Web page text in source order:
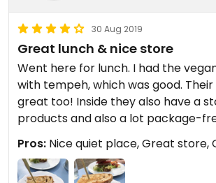
30 Aug 2019
Great lunch & nice store
Went here for lunch. I had the
with tempeh, which was good.
great too! Inside they also have a
products and also a lot package-
Pros: Nice quiet place, Great store,